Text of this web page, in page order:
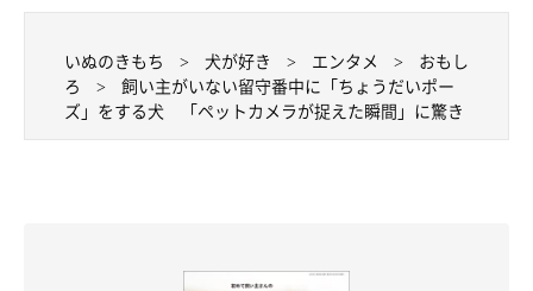
いぬのきもち 犬が好き エンタメ
おもし
ろ
飼い主がいない留守番中に「ちょうだいポー
ズ」をする犬 「ペットカメラが捉えた瞬間」に驚き